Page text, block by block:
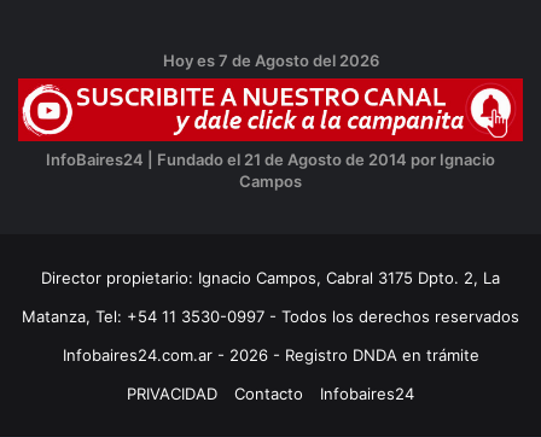
Hoy es 7 de Agosto del 2026
InfoBaires24 | Fundado el 21 de Agosto de 2014 por Ignacio
Campos
Director propietario: Ignacio Campos, Cabral 3175 Dpto. 2, La
Matanza, Tel: +54 11 3530-0997 - Todos los derechos reservados
Infobaires24.com.ar - 2026 - Registro DNDA en trámite
PRIVACIDAD
Contacto Infobaires24